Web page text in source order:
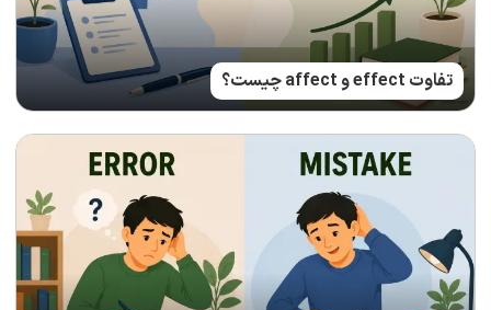
تفاوت effect و affect چیست؟